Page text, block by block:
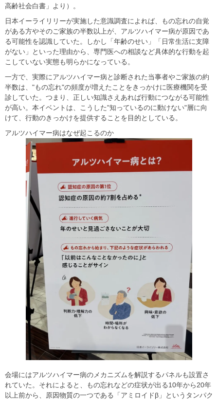
高齢社会白書」より）。
日本イーライリリーが実施した意識調査によれば、もの忘れの自覚
がある方やそのご家族の半数以上が、アルツハイマー病が原因であ
る可能性を認識していた。しかし「年齢のせい」「日常生活に支障
がない」といった理由から、専門医への相談など具体的な行動を起
こしていない実態も明らかになっている。
一方で、実際にアルツハイマー病と診断された当事者やご家族の約
半数は、"もの忘れ"の頻度が増えたことをきっかけに医療機関を受
診していた。つまり、正しい知識さえあれば行動につながる可能性
が高い。本イベントは、こうした"知っているのに動けない"層に向
けて、行動のきっかけを提供することを目的としている。
アルツハイマー病はなぜ起こるのか
会場にはアルツハイマー病のメカニズムを解説するパネルも設置さ
れていた。それによると、もの忘れなどの症状が出る10年から20年
以上前から、原因物質の一つである「アミロイドβ」というタンパク